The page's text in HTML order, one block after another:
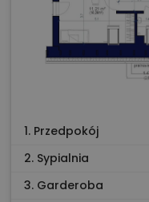
1. Przedpokój
2. Sypialnia
3. Garderoba